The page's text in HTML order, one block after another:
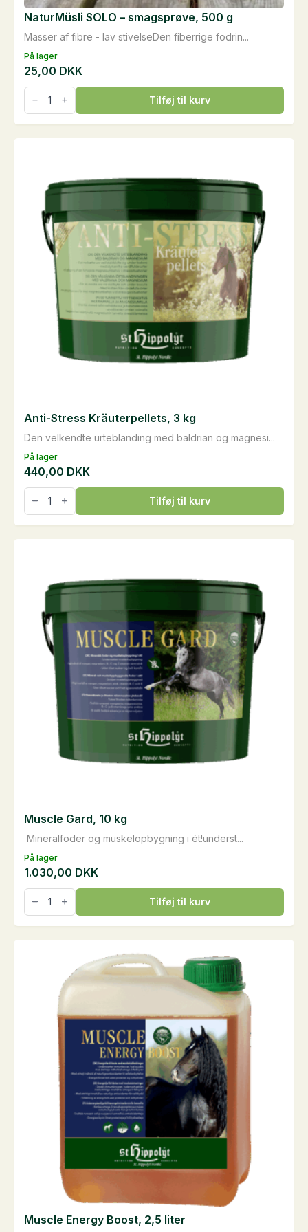
På lager
Masser af fibre - lav stivelseDen fiberrige fodrin...
NaturMüsli SOLO – smagsprøve, 500 g
25,00 DKK
NaturMüsli
SOLO
-
smagsprøve,
Tilføj til kurv
På lager
Den velkendte urteblanding med baldrian og magnesi...
Anti-Stress Kräuterpellets, 3 kg
440,00 DKK
Anti-
Stress
Kräuterpellets,
3
Tilføj til kurv
På lager
Mineralfoder og muskelopbygning i ét!underst...
Muscle Gard, 10 kg
1.030,00 DKK
Muscle
Gard,
10
kg
Tilføj til kurv
Muscle Energy Boost, 2,5 liter